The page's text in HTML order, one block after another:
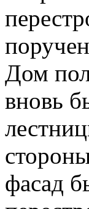
Дом
вновь
фасад